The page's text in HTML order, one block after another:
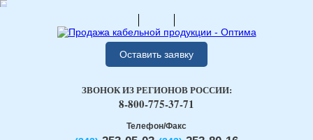
Оставить заявку
Телефон/Факс
ЗВОНОК ИЗ РЕГИОНОВ РОССИИ:
8-800-775-37-71